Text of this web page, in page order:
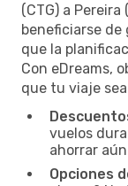
(CTG) a Pereira
beneficiarse de
que la
Con eDreams,
que tu viaje
vuelos
ahorrar
Opciones